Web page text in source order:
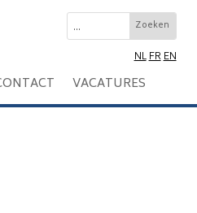
NLFREN
VACATURES